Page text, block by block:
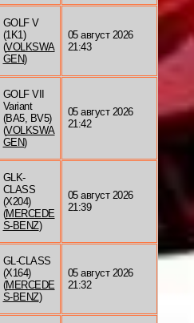
GOLF V
(1K1)
(VOLKSWA
GEN)
05 август 2026
21:43
GOLF VII
Variant
(BA5, BV5)
(VOLKSWA
GEN)
05 август 2026
21:42
GLK-
CLASS
(X204)
(MERCEDE
S-BENZ)
05 август 2026
21:39
GL-CLASS
(X164)
(MERCEDE
S-BENZ)
05 август 2026
21:32